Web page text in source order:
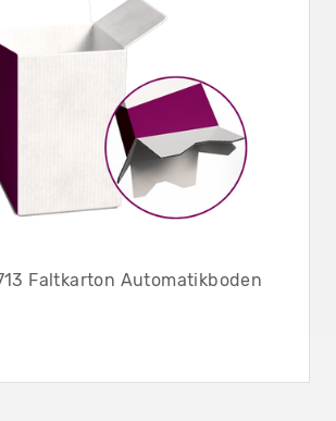
Faltkarton Automatikboden